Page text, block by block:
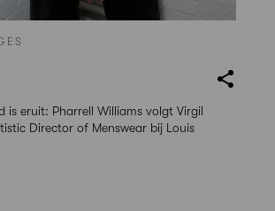
is eruit: Pharrell Williams volgt Virgil
Director of Menswear bij Louis